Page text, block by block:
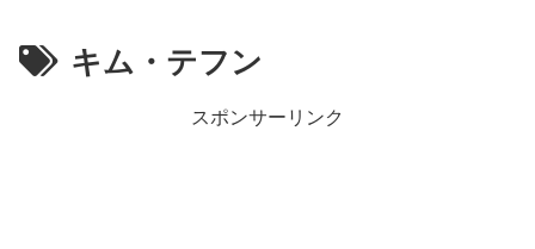
キム・テフン
スポンサーリンク